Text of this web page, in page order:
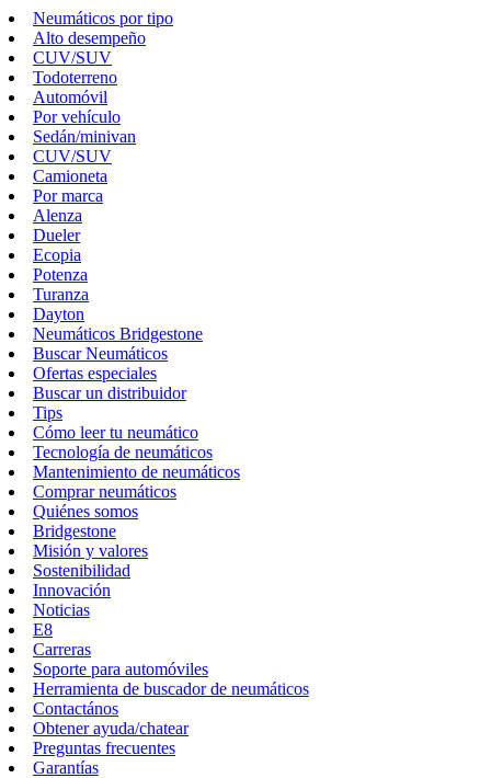
Neumáticos por tipo
Alto desempeño
CUV/SUV
Todoterreno
Automóvil
Por vehículo
Sedán/minivan
CUV/SUV
Camioneta
Por marca
Alenza
Dueler
Ecopia
Potenza
Turanza
Dayton
Neumáticos Bridgestone
Buscar Neumáticos
Ofertas especiales
Buscar un distribuidor
Tips
Cómo leer tu neumático
Tecnología de neumáticos
Mantenimiento de neumáticos
Comprar neumáticos
Quiénes somos
Bridgestone
Misión y valores
Sostenibilidad
Innovación
Noticias
E8
Carreras
Soporte para automóviles
Herramienta de buscador de neumáticos
Contactános
Obtener ayuda/chatear
Preguntas frecuentes
Garantías